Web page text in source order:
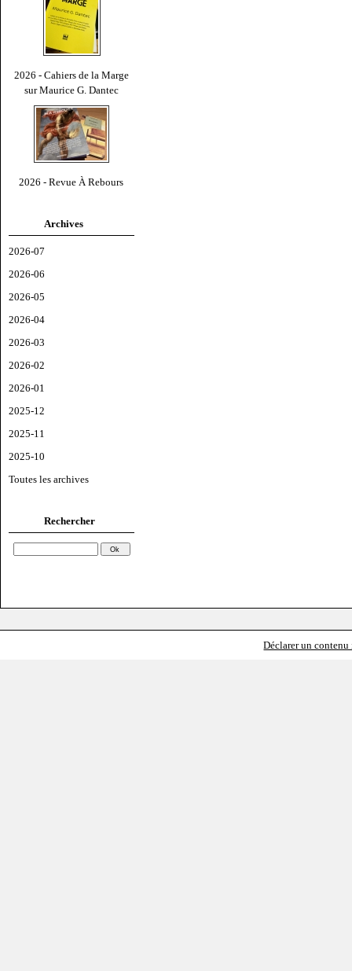
2026 - Cahiers de la Marge
sur Maurice G. Dantec
2026 - Revue À Rebours
Archives
2026-07
2026-06
2026-05
2026-04
2026-03
2026-02
2026-01
2025-12
2025-11
2025-10
Toutes les archives
Rechercher
Déclarer un